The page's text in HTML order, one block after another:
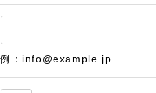
例：info@example.jp